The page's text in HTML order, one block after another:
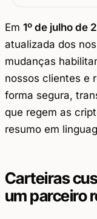
Em 1º de julho de
atualizada dos
mudanças
nossos clientes e
forma segura,
que regem as
resumo em
Carteiras
um parceiro